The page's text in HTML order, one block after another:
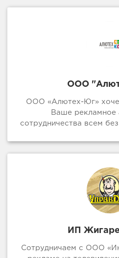
ООО
ООО «Алютех-Юг»
Ваше рекламное
сотрудничества всем
ИП
Сотрудничаем с ООО